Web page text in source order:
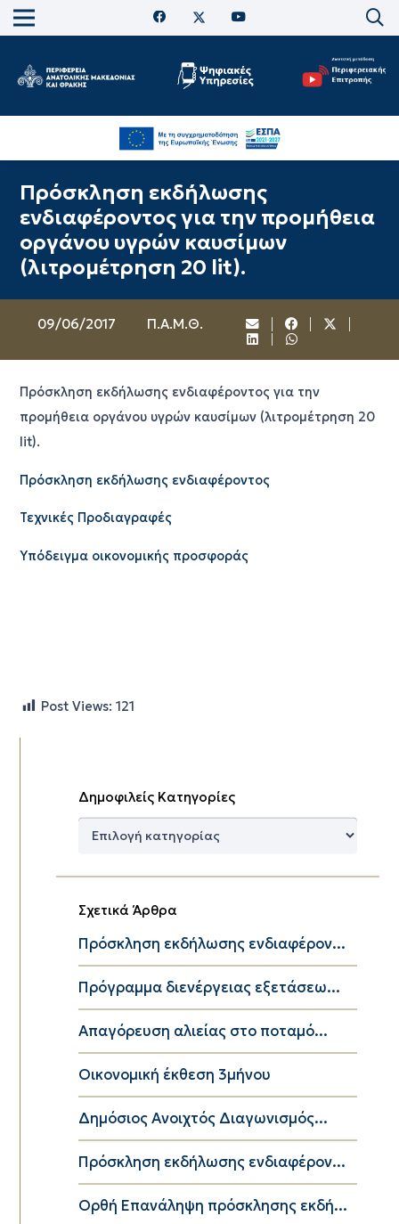
Πρόσκληση εκδήλωσης
ενδιαφέροντος για την προμήθεια
οργάνου υγρών καυσίμων
(λιτρομέτρηση 20 lit).
09/06/2017 Π.Α.Μ.Θ.
Πρόσκληση εκδήλωσης ενδιαφέροντος για την
προμήθεια οργάνου υγρών καυσίμων (λιτρομέτρηση 20
lit).
Πρόσκληση εκδήλωσης ενδιαφέροντος
Τεχνικές Προδιαγραφές
Υπόδειγμα οικονομικής προσφοράς
Post Views: 121
Δημοφιλείς Κατηγορίες
Δημοφιλείς
Σχετικά Άρθρα
Πρόσκληση εκδήλωσης ενδιαφέρον...
Πρόγραμμα διενέργειας εξετάσεω...
Απαγόρευση αλιείας στο ποταμό...
Οικονομική έκθεση 3μήνου
Δημόσιος Ανοιχτός Διαγωνισμός...
Πρόσκληση εκδήλωσης ενδιαφέρον...
Ορθή Επανάληψη πρόσκλησης εκδή...